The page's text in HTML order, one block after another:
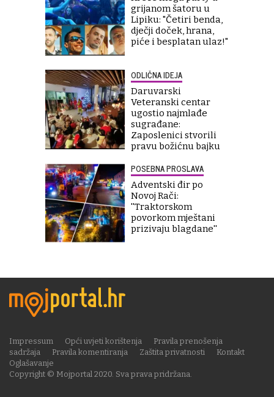
grijanom šatoru u
Lipiku: "Četiri benda,
dječji doček, hrana,
piće i besplatan ulaz!"
ODLIČNA IDEJA
Daruvarski
Veteranski centar
ugostio najmlađe
sugrađane:
Zaposlenici stvorili
pravu božićnu bajku
POSEBNA PROSLAVA
Adventski đir po
Novoj Rači:
''Traktorskom
povorkom mještani
prizivaju blagdane''
Copyright © Mojportal 2020. Sva prava pridržana.
Impressum Opći uvjeti korištenja
Pravila prenošenja
sadržaja
Pravila komentiranja Zaštita privatnosti
Kontakt
Oglašavanje